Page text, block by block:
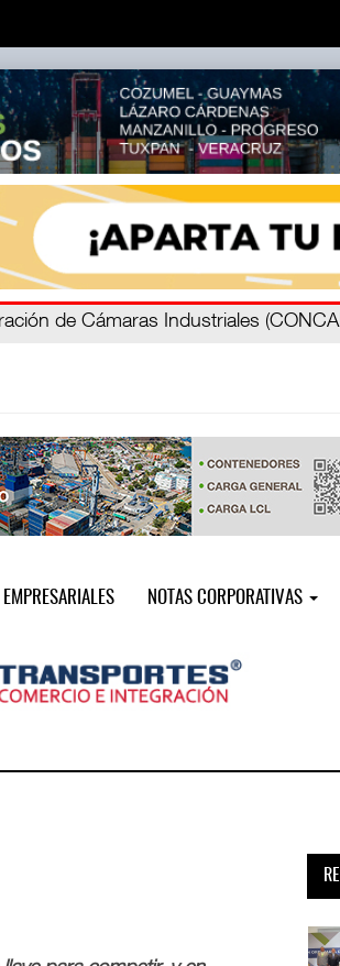
escuelas privadas atienden a más de
EMPRESARIALES NOTAS CORPORATIVAS